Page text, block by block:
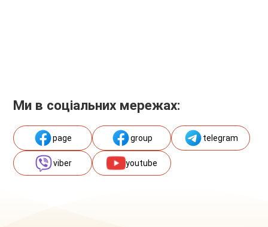
Ми в соціальних мережах:
page group telegram
viber youtube